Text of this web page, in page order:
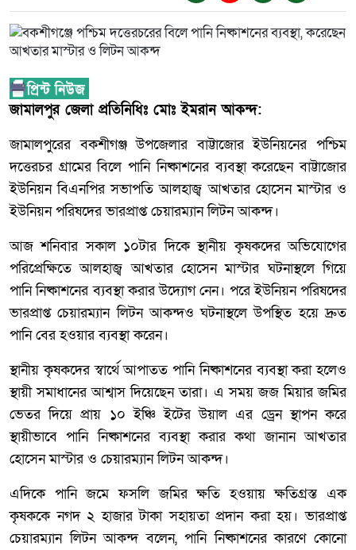
জামালপুর জেলা প্রতিনিধিঃ মোঃ ইমরান আকন্দ:
জামালপুরের বকশীগঞ্জ উপজেলার বাট্টাজোর ইউনিয়নের পশ্চিম
দত্তেরচর গ্রামের বিলে পানি নিষ্কাশনের ব্যবস্থা করেছেন বাট্টাজোর
ইউনিয়ন বিএনপির সভাপতি আলহাজ্ব আখতার হোসেন মাস্টার ও
ইউনিয়ন পরিষদের ভারপ্রাপ্ত চেয়ারম্যান লিটন আকন্দ।
আজ শনিবার সকাল ১০টার দিকে স্থানীয় কৃষকদের অভিযোগের
পরিপ্রেক্ষিতে আলহাজ্ব আখতার হোসেন মাস্টার ঘটনাস্থলে গিয়ে
পানি নিষ্কাশনের ব্যবস্থা করার উদ্যোগ নেন। পরে ইউনিয়ন পরিষদের
ভারপ্রাপ্ত চেয়ারম্যান লিটন আকন্দও ঘটনাস্থলে উপস্থিত হয়ে দ্রুত
পানি বের হওয়ার ব্যবস্থা করেন।
স্থানীয় কৃষকদের স্বার্থে আপাতত পানি নিষ্কাশনের ব্যবস্থা করা হলেও
স্থায়ী সমাধানের আশ্বাস দিয়েছেন তারা। এ সময় জজ মিয়ার জমির
ভেতর দিয়ে প্রায় ১০ ইঞ্চি ইটের উয়াল এর ড্রেন স্থাপন করে
স্থায়ীভাবে পানি নিষ্কাশনের ব্যবস্থা করার কথা জানান আখতার
হোসেন মাস্টার ও চেয়ারম্যান লিটন আকন্দ।
এদিকে পানি জমে ফসলি জমির ক্ষতি হওয়ায় ক্ষতিগ্রস্ত এক
কৃষককে নগদ ২ হাজার টাকা সহায়তা প্রদান করা হয়। ভারপ্রাপ্ত
চেয়ারম্যান লিটন আকন্দ বলেন, পানি নিষ্কাশনের কারণে কোনো